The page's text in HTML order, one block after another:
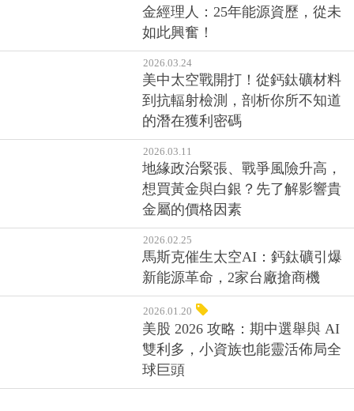
金經理人：25年能源資歷，從未
如此興奮！
2026.03.24
美中太空戰開打！從鈣鈦礦材料
到抗輻射檢測，剖析你所不知道
的潛在獲利密碼
2026.03.11
地緣政治緊張、戰爭風險升高，
想買黃金與白銀？先了解影響貴
金屬的價格因素
2026.02.25
馬斯克催生太空AI：鈣鈦礦引爆
新能源革命，2家台廠搶商機
2026.01.20
美股 2026 攻略：期中選舉與 AI
雙利多，小資族也能靈活佈局全
球巨頭